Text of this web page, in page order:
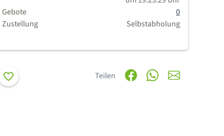
Gebote
0
Zustellung
Selbstabholung
Merken Teilen